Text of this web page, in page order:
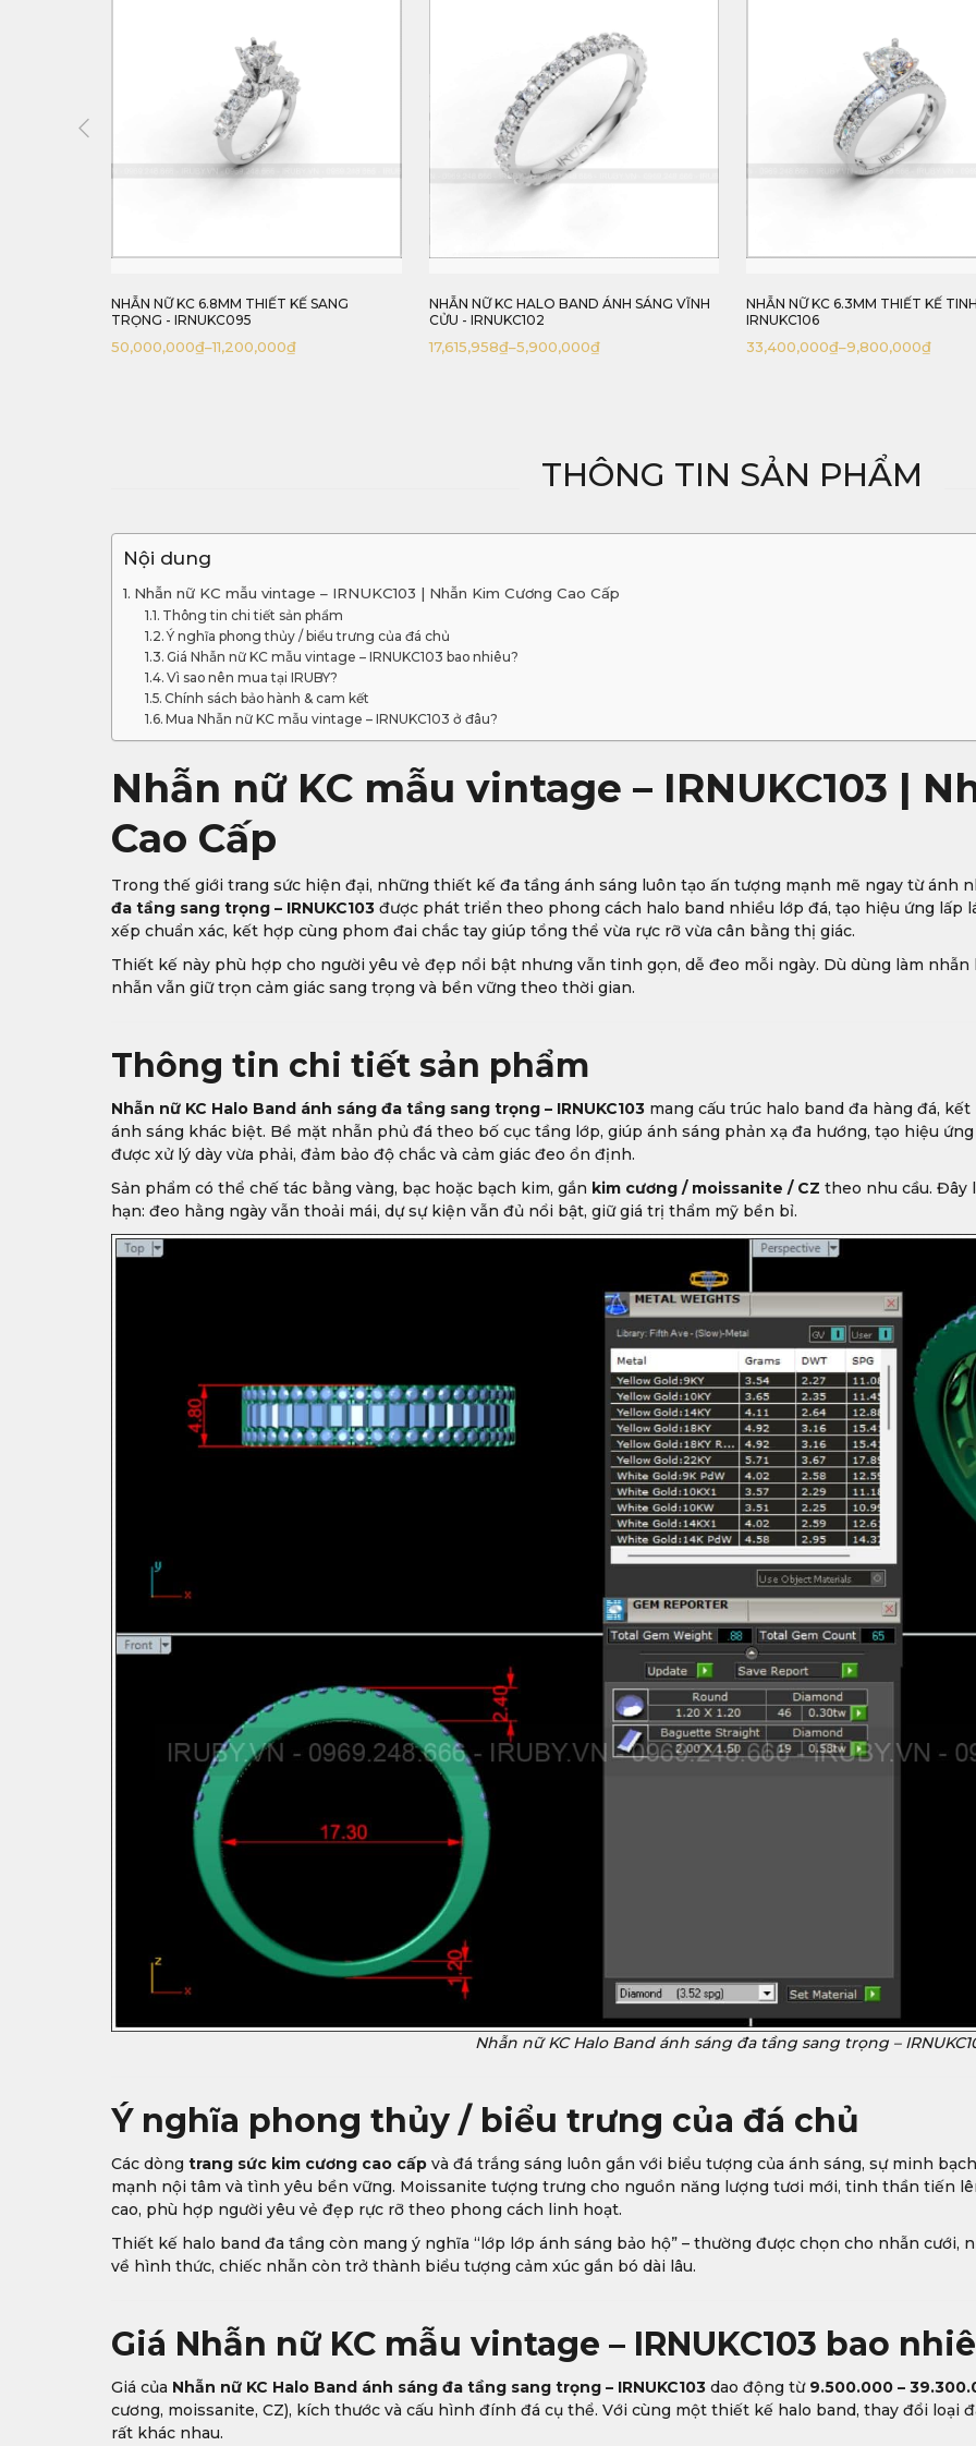
NHẪN NỮ KC 6.8MM THIẾT KẾ SANG
TRỌNG - IRNUKC095
11,200,000₫
–
50,000,000₫
NHẪN NỮ KC HALO BAND ÁNH SÁNG VĨNH
CỬU - IRNUKC102
5,900,000₫
–
17,615,958₫
NHẪN NỮ KC 6.3MM THIẾT KẾ
IRNUKC106
9,800,000₫
–
33,400,000₫
THÔNG TIN SẢN PHẨM
Nội dung
Nhẫn nữ KC mẫu vintage – IRNUKC103 | Nhẫn Kim Cương Cao Cấp
Thông tin chi tiết sản phẩm
Ý nghĩa phong thủy / biểu trưng của đá chủ
Giá Nhẫn nữ KC mẫu vintage – IRNUKC103 bao nhiêu?
Vì sao nên mua tại IRUBY?
Chính sách bảo hành & cam kết
Mua Nhẫn nữ KC mẫu vintage – IRNUKC103 ở đâu?
Nhẫn nữ KC mẫu vintage – IRNUKC103 |
Cao Cấp
Trong thế giới trang sức hiện đại, những thiết kế đa tầng ánh sáng luôn tạo ấn tượng mạnh mẽ ngay từ ánh
đa tầng sang trọng – IRNUKC103 được phát triển theo phong cách halo band nhiều lớp đá, tạo hiệu ứng lấp
xếp chuẩn xác, kết hợp cùng phom đai chắc tay giúp tổng thể vừa rực rỡ vừa cân bằng thị giác.
Thiết kế này phù hợp cho người yêu vẻ đẹp nổi bật nhưng vẫn tinh gọn, dễ đeo mỗi ngày. Dù dùng làm
nhẫn vẫn giữ trọn cảm giác sang trọng và bền vững theo thời gian.
Thông tin chi tiết sản phẩm
Nhẫn nữ KC Halo Band ánh sáng đa tầng sang trọng – IRNUKC103 mang cấu trúc halo band đa hàng đá,
ánh sáng khác biệt. Bề mặt nhẫn phủ đá theo bố cục tầng lớp, giúp ánh sáng phản xạ đa hướng, tạo hiệu
được xử lý dày vừa phải, đảm bảo độ chắc và cảm giác đeo ổn định.
Sản phẩm có thể chế tác bằng vàng, bạc hoặc bạch kim, gắn kim cương / moissanite / CZ theo nhu cầu. Đây
hạn: đeo hằng ngày vẫn thoải mái, dự sự kiện vẫn đủ nổi bật, giữ giá trị thẩm mỹ bền bỉ.
Nhẫn nữ KC Halo Band ánh sáng đa tầng sang trọng –
Ý nghĩa phong thủy / biểu trưng của đá chủ
Các dòng trang sức kim cương cao cấp và đá trắng sáng luôn gắn với biểu tượng của ánh sáng, sự minh
mạnh nội tâm và tình yêu bền vững. Moissanite tượng trưng cho nguồn năng lượng tươi mới, tinh thần tiến
cao, phù hợp người yêu vẻ đẹp rực rỡ theo phong cách linh hoạt.
Thiết kế halo band đa tầng còn mang ý nghĩa “lớp lớp ánh sáng bảo hộ” – thường được chọn cho nhẫn cưới,
về hình thức, chiếc nhẫn còn trở thành biểu tượng cảm xúc gắn bó dài lâu.
Giá Nhẫn nữ KC mẫu vintage – IRNUKC103 bao
Giá của Nhẫn nữ KC Halo Band ánh sáng đa tầng sang trọng – IRNUKC103 dao động từ 9.500.000 –
cương, moissanite, CZ), kích thước và cấu hình đính đá cụ thể. Với cùng một thiết kế halo band, thay đổi loại
rất khác nhau.